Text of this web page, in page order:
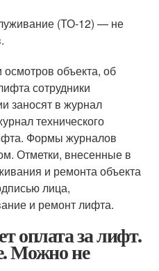
(ТО-12) — не
объекта, об
сотрудники
заносят в журнал
технического
Формы журналов
Отметки, внесенные в
и ремонта объекта
лица,
и ремонт лифта.
оплата за лифт.
Можно не